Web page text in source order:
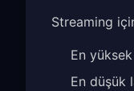
Streaming
En
En düşük